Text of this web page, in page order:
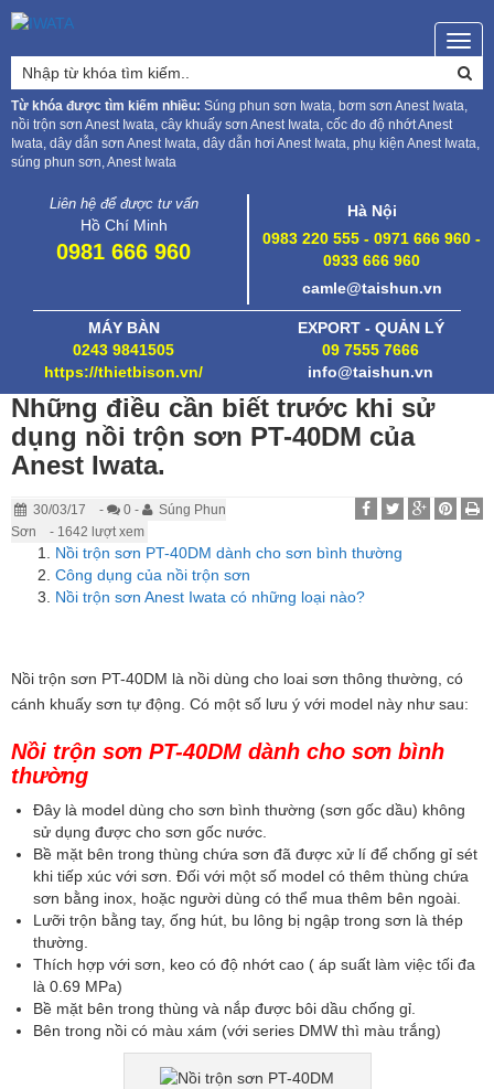
Từ khóa được tìm kiếm nhiều: Súng phun sơn Iwata, bơm sơn Anest Iwata,
nồi trộn sơn Anest Iwata, cây khuấy sơn Anest Iwata, cốc đo độ nhớt Anest
Iwata, dây dẫn sơn Anest Iwata, dây dẫn hơi Anest Iwata, phụ kiện Anest Iwata,
súng phun sơn, Anest Iwata
Liên hệ để được tư vấn
Hồ Chí Minh
0981 666 960
Hà Nội
0983 220 555 - 0971 666 960 -
0933 666 960
camle@taishun.vn
MÁY BÀN
0243 9841505
https://thietbison.vn/
EXPORT - QUẢN LÝ
09 7555 7666
info@taishun.vn
Những điều cần biết trước khi sử
dụng nồi trộn sơn PT-40DM của
Anest Iwata.
30/03/17 - 0 -
Súng Phun
Sơn
- 1642 lượt xem
Nồi trộn sơn PT-40DM dành cho sơn bình thường
Công dụng của nồi trộn sơn
Nồi trộn sơn Anest Iwata có những loại nào?
Nồi trộn sơn PT-40DM là nồi dùng cho loai sơn thông thường, có
cánh khuấy sơn tự động. Có một số lưu ý với model này như sau:
Nồi trộn sơn PT-40DM dành cho sơn bình
thường
Đây là model dùng cho sơn bình thường (sơn gốc dầu) không
sử dụng được cho sơn gốc nước.
Bề mặt bên trong thùng chứa sơn đã được xử lí để chống gỉ sét
khi tiếp xúc với sơn. Đối với một số model có thêm thùng chứa
sơn bằng inox, hoặc người dùng có thể mua thêm bên ngoài.
Lưỡi trộn bằng tay, ống hút, bu lông bị ngập trong sơn là thép
thường.
Thích hợp với sơn, keo có độ nhớt cao ( áp suất làm việc tối đa
là 0.69 MPa)
Bề mặt bên trong thùng và nắp được bôi dầu chống gỉ.
Bên trong nồi có màu xám (với series DMW thì màu trắng)